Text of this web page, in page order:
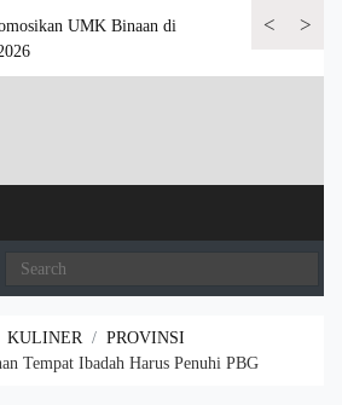
<
UMK Binaan di
Bandara>
KULINER
PROVINSI
Tempat Ibadah Harus Penuhi PBG